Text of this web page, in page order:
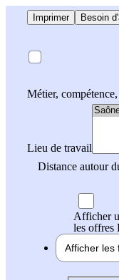
Imprimer Besoin
Métier,
Lieu de travail
Distance autour
Afficher
les offres
Afficher les